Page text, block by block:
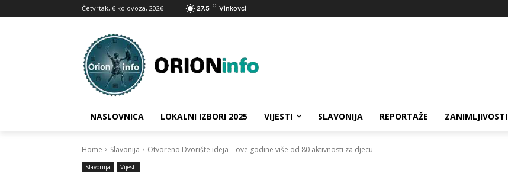
Četvrtak, 6 kolovoza, 2026 27.5 C Vinkovci
NASLOVNICA LOKALNI IZBORI 2025 VIJESTI SLAVONIJA REPORTAŽE ZANIMLJIVOSTI
Home Slavonija Otvoreno Dvorište ideja – ove godine više od 80 aktivnosti za djecu
Slavonija Vijesti